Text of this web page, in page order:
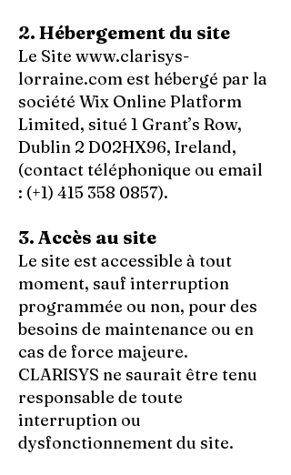
2. Hébergement du site
Le Site www.clarisys-
lorraine.com est hébergé par la
société Wix Online Platform
Limited, situé 1 Grant’s Row,
Dublin 2 D02HX96, Ireland,
(contact téléphonique ou email
: (+1) 415 358 0857).
3. Accès au site
Le site est accessible à tout
moment, sauf interruption
programmée ou non, pour des
besoins de maintenance ou en
cas de force majeure.
CLARISYS ne saurait être tenu
responsable de toute
interruption ou
dysfonctionnement du site.